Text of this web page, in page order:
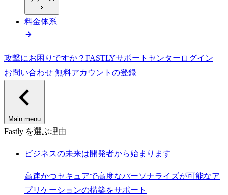
料金体系
攻撃にお困りですか？ FASTLYサポートセンター ログイン
お問い合わせ 無料アカウントの登録
Main menu
Fastly を選ぶ理由
ビジネスの未来は開発者から始まります
高速かつセキュアで高度なパーソナライズが可能なア
プリケーションの構築をサポート